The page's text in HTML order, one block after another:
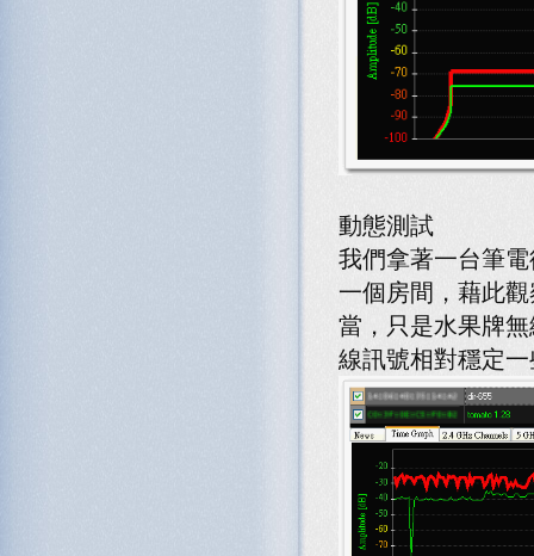
動態測試
我們拿著一台筆
一個房間，藉此
當，只是水果牌
線訊號相對穩定